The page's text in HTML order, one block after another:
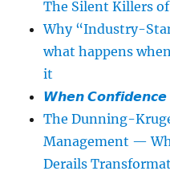
The Silent Killers
Why “Industry-
what happens
it
𝙒𝙝𝙚𝙣 𝘾𝙤𝙣𝙛𝙞𝙙𝙚𝙣𝙘𝙚
The Dunning-
Management —
Derails